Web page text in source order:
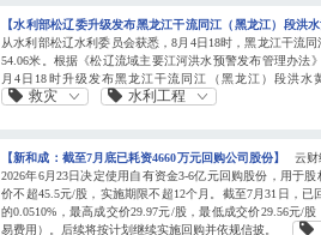
【水利部松辽委升级发布黑龙江干流同江（黑龙江）段洪
从水利部松辽水利委员会获悉，8月4日18时，黑龙江干流
54.06米。根据《松辽流域主要江河洪水预警发布管理办法
月4日18时升级发布黑龙江干流同江（黑龙江）段洪水
救灾 水利工程
【新和成：截至7月底已耗资4660万元回购公司股份】
云财
2026年6月23日决定使用自有资金3-6亿元回购股份，用于
价不超45.5元/股，实施期限不超12个月。截至7月31日，已
的0.0510%，最高成交价29.97元/股，最低成交价29.56元/
易费用）。后续将按计划继续实施回购并依规信披。